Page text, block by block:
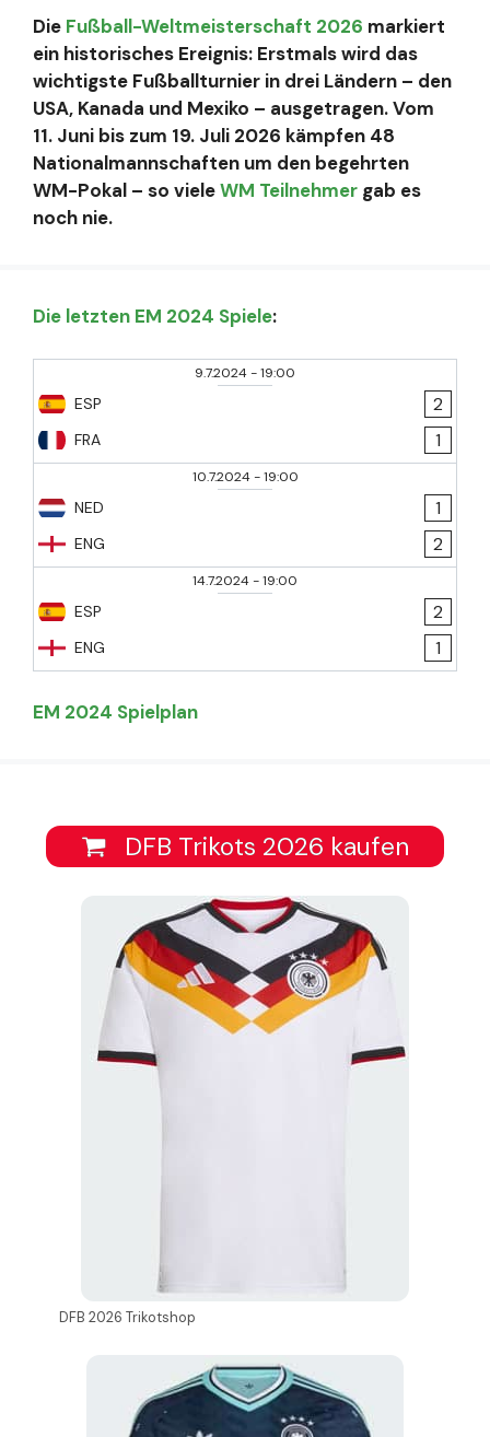
Die Fußball-Weltmeisterschaft 2026 markiert
ein historisches Ereignis: Erstmals wird das
wichtigste Fußballturnier in drei Ländern – den
USA, Kanada und Mexiko – ausgetragen. Vom
11. Juni bis zum 19. Juli 2026 kämpfen 48
Nationalmannschaften um den begehrten
WM-Pokal – so vieleWM Teilnehmer gab es
noch nie.
Die letzten EM 2024 Spiele:
9.7.2024-19:00
ESP
FRA
2
1
10.7.2024-19:00
NED
ENG
1
2
14.7.2024-19:00
ESP
ENG
2
1
EM 2024 Spielplan
DFB Trikots 2026 kaufen
DFB 2026 Trikotshop